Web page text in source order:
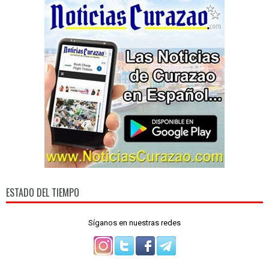
ESTADO DEL TIEMPO
Síganos en nuestras redes